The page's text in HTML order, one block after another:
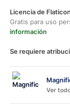
Licencia de Flaticon
Gratis para uso
información
Se requiere
Ver